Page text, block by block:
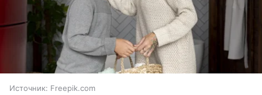
Источник: Freepik.com